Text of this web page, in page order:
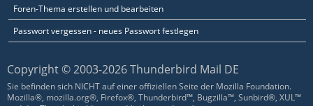
Foren-Thema erstellen und bearbeiten
Passwort vergessen - neues Passwort festlegen
Copyright © 2003-2026 Thunderbird Mail DE
Sie befinden sich NICHT auf einer offiziellen Seite der Mozilla Foundation.
Mozilla®, mozilla.org®, Firefox®, Thunderbird™, Bugzilla™, Sunbird®, XUL™